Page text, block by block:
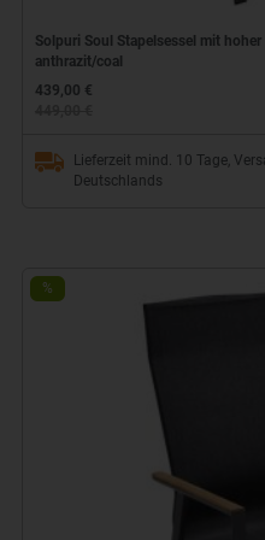
Solpuri Soul Stapelsessel mit
anthrazit/coal
439,00 €
Lieferzeit mind. 10 Tage,
Deutschlands
%